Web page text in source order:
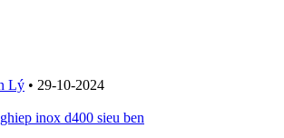
Lý • 29-10-2024